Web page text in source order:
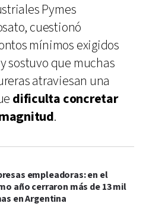
Pymes
cuestionó
mínimos exigidos
sostuvo que muchas
atraviesan una
dificulta concretar
.
empleadoras: en el
año cerraron más de 13 mil
en Argentina